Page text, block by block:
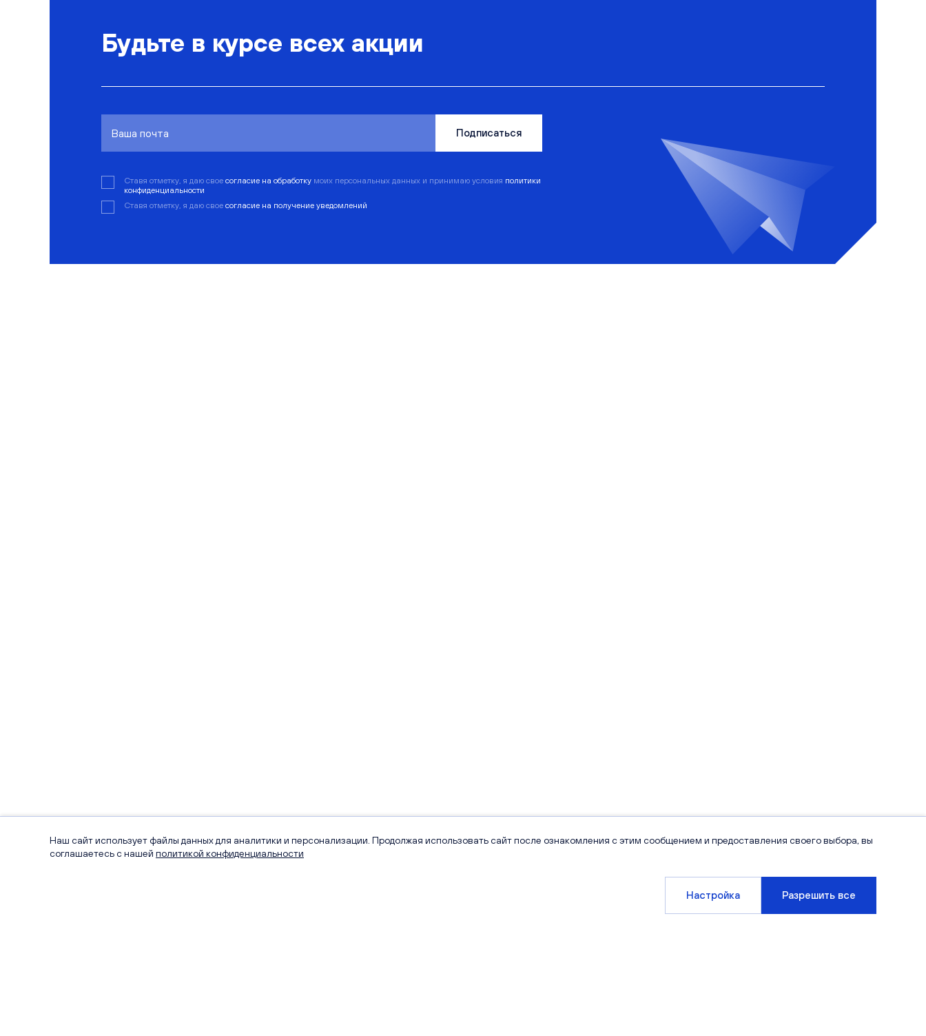
Будьте в курсе всех акции
Подписаться
Ставя отметку, я даю свое согласие на обработку моих персональных данных и принимаю условия политики
конфиденциальности
Ставя отметку, я даю свое согласие на получение уведомлений
Наш сайт использует файлы данных для аналитики и персонализации. Продолжая использовать сайт после ознакомления с этим сообщением и предоставления своего выбора, вы
соглашаетесь с нашей политикой конфиденциальности
Настройка Разрешить все